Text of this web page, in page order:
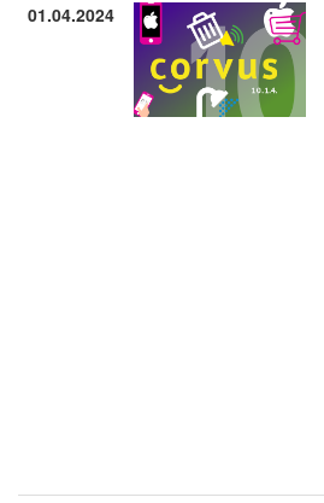
01.04.2024